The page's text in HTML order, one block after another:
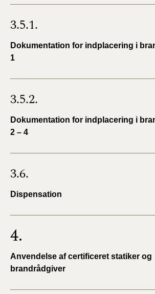
3.5.1.
Dokumentation for indplacering i
1
3.5.2.
Dokumentation for indplacering i
2 – 4
3.6.
Dispensation
4.
Anvendelse af certificeret statiker og
brandrådgiver